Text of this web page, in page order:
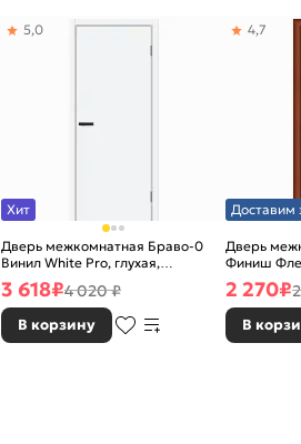
Хит
Дверь межкомнатная Браво-0
Винил White Pro, глухая,
каркасно-щитовая
5,0
3 618₽4 020 ₽
В корзину
Доставим
Дверь
Финиш
Л-11
каркасно-
4,7
2 270₽
В